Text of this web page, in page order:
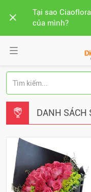
Tại sao
của mình?
DANH SÁCH